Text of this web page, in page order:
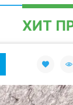
ХИТ